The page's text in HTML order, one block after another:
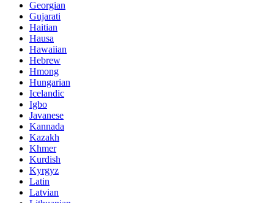
Georgian
Gujarati
Haitian
Hausa
Hawaiian
Hebrew
Hmong
Hungarian
Icelandic
Igbo
Javanese
Kannada
Kazakh
Khmer
Kurdish
Kyrgyz
Latin
Latvian